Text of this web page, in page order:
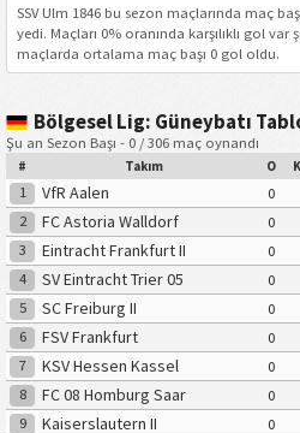
SSV Ulm 1846 bu sezon maçlarında maç
yedi. Maçları 0% oranında karşılıklı gol
maçlarda ortalama maç başı 0 gol oldu.
Bölgesel Lig: Güneybatı
Şu an Sezon Başı - 0 / 306 maç oynandı
# Takım O
1 VfR Aalen 0
2
FC Astoria Walldorf 0
3
Eintracht Frankfurt II 0
4
SV Eintracht Trier 05 0
5
SC Freiburg II 0
6
FSV Frankfurt 0
7
KSV Hessen Kassel 0
8
FC 08 Homburg Saar 0
9
Kaiserslautern II 0